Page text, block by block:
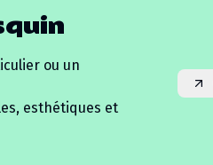
ou un
esthétiques et